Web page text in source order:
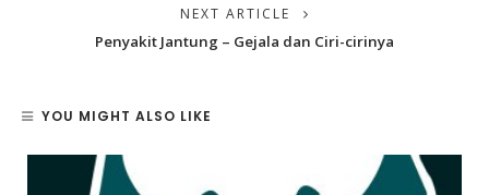
NEXT ARTICLE
Penyakit Jantung – Gejala dan Ciri-cirinya
YOU MIGHT ALSO LIKE